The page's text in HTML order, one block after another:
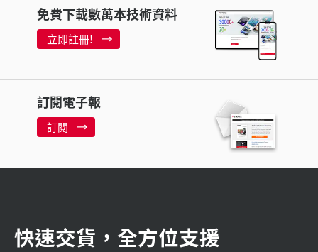
免費下載數萬本技術資料
立即註冊!
訂閱電子報
訂閱
快速交貨，全方位支援